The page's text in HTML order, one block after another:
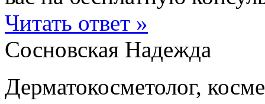
Читать ответ »
Сосновская Надежда
Дерматокосметолог,